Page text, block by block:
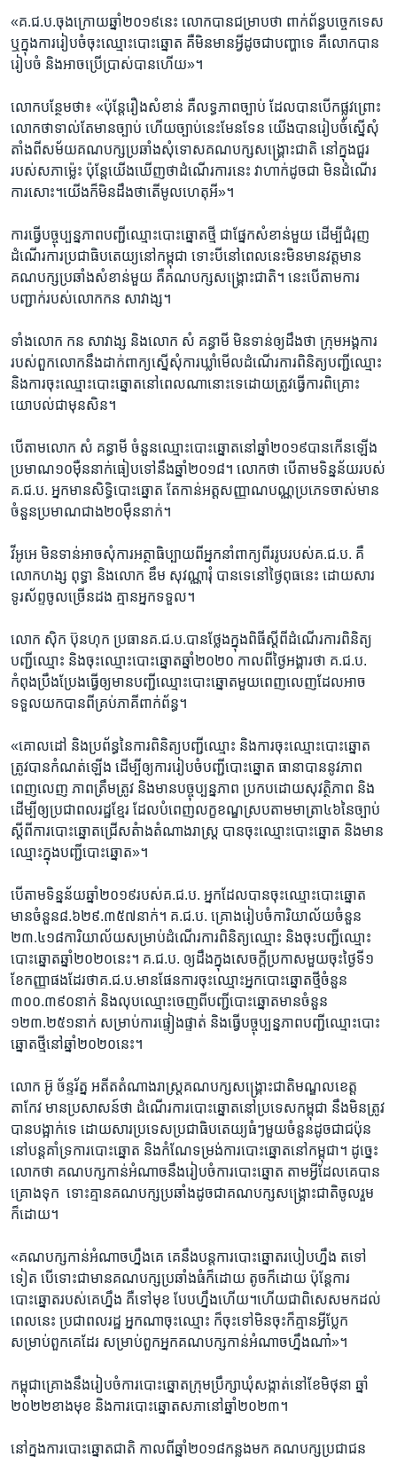
«គ.ជ.ប.​ចុង​ក្រោយ​ឆ្នាំ​២០១៩​នេះ​ លោក​បាន​ជម្រាប​ថា​ ពាក់​ព័ន្ធ​បច្ចេកទេស​
ឬ​ក្នុង​ការ​រៀបចំ​ចុះ​ឈ្មោះ​បោះឆ្នោត​ គឺ​មិន​មាន​អ្វី​ដូច​ជា​បញ្ហា​ទេ​ គឺ​លោក​បាន​
រៀបចំ​ និង​អាច​ប្រើប្រាស់​បាន​ហើយ»។​
លោក​បន្ថែម​ថា៖​ «ប៉ុន្តែ​រឿង​សំខាន់​ គឺ​លទ្ធភាព​ច្បាប់​ ដែល​បាន​បើក​ផ្លូវ​ព្រោះ​
លោក​ថា​ទាល់​តែ​មាន​ច្បាប់​ ហើយ​ច្បាប់​នេះ​មែន​ទែន​ យើង​បាន​រៀបចំ​ស្នើ​សុំ​
តាំង​ពី​សម័យ​គណបក្ស​ប្រឆាំង​សុំ​ទោស​គណបក្ស​សង្គ្រោះ​ជាតិ​ នៅ​ក្នុង​ជួរ​
របស់​សភា​ម៉្លេះ​ ប៉ុន្តែ​យើង​ឃើញ​ថា​ដំណើរ​ការ​នេះ​ វា​ហាក់​ដូច​ជា​ មិន​ដំណើរ​
ការ​សោះ។​យើង​ក៏​មិន​ដឹង​ថា​តើ​មូលហេតុ​អី»។​
ការ​ធ្វើ​បច្ចុប្បន្ន​ភាព​បញ្ជី​ឈ្មោះ​បោះឆ្នោត​ថ្មី​ ជា​ផ្នែក​សំខាន់​មួយ​ ដើម្បី​ជំរុញ​
ដំណើរ​ការ​ប្រជា​ធិបតេយ្យ​នៅ​កម្ពុជា​ ទោះបី​នៅ​ពេល​នេះ​មិនមាន​វត្តមាន​
គណបក្ស​ប្រឆាំង​សំខាន់​មួយ​ គឺ​គណបក្ស​សង្គ្រោះ​ជាតិ។​ នេះ​បើតាម​ការ​
បញ្ជាក់​របស់​លោក​កន សាវាង្ស។​
ទាំង​លោក​ កន សាវាង្ស​ និង​លោក ​សំ គន្ធាមី​ មិន​ទាន់​ឲ្យដឹង​ថា​ ក្រុមអង្គការ​
របស់​ពួកលោក​នឹង​ដាក់​ពាក្យ​ស្នើ​សុំ​ការ​ឃ្លាំ​មើល​ដំណើរការ​ពិនិត្យ​បញ្ជី​ឈ្មោះ​
និង​ការ​ចុះឈ្មោះ​បោះឆ្នោត​នៅ​ពេល​ណា​នោះ​ទេ​ដោយ​ត្រូវ​ធ្វើ​ការ​ពិគ្រោះ​
យោបល់​ជាមុន​សិន។​
បើតាម​លោក ​សំ គន្ធាមី​ ចំនួន​ឈ្មោះ​បោះឆ្នោត​នៅ​ឆ្នាំ​២០១៩​បាន​កើន​ឡើង​
ប្រមាណ​១០​ម៉ឺន​នាក់​ធៀប​ទៅ​នឹង​ឆ្នាំ​២០១៨។ ​លោក​ថា​ បើ​តាម​ទិន្នន័យ​របស់​
គ.ជ.ប.​ អ្នក​មាន​សិទ្ធិ​បោះឆ្នោត​ តែ​កាន់​អត្ត​សញ្ញាណ​បណ្ណ​ប្រភេទ​ចាស់​មាន​
ចំនួន​ប្រមាណ​ជាង​២០​ម៉ឺន​នាក់។​
វីអូអេ​ មិន​ទាន់​អាច​សុំការ​អត្ថាធិប្បាយ​ពីអ្នក​នាំពាក្យ​ពីរ​រូបរ​បស់​គ.ជ.ប.​ គឺ​
លោក​ហង្ស ពុទ្ធា​ និង​លោក​ ឌឹម សុវណ្ណារុំ​ បាន​ទេ​នៅ​ថ្ងៃ​ពុធ​នេះ ​ដោយ​សារ​
ទូរស័ព្ទ​ចូល​ច្រើន​ដង​ គ្មាន​អ្នក​ទទួល។​
លោក ​ស៊ិក ប៊ុនហុក​ ប្រធាន​គ.ជ.ប.​បាន​ថ្លែង​ក្នុង​ពិធី​ស្តីពី​ដំណើរការ​ពិនិត្យ​
បញ្ជី​ឈ្មោះ​ និង​ចុះ​ឈ្មោះ​បោះឆ្នោត​ឆ្នាំ​២០២០​ កាល​ពី​ថ្ងៃ​អង្គារ​ថា​ គ.ជ.ប.​
កំពុង​ប្រឹងប្រែង​ធ្វើឲ្យ​មាន​បញ្ជី​ឈ្មោះ​បោះឆ្នោត​មួយ​ពេញ​លេញ​ដែល​អាច​
ទទួល​យក​បាន​ពីគ្រប់​ភាគី​ពាក់​ព័ន្ធ។​
«គោល​ដៅ​ និង​ប្រព័ន្ធ​នៃ​ការ​ពិនិត្យ​បញ្ជី​ឈ្មោះ​ និង​ការ​ចុះ​ឈ្មោះ​បោះឆ្នោត​
ត្រូវ​បាន​កំណត់​ឡើង​ ដើម្បី​ឲ្យ​ការ​រៀបចំ​បញ្ជី​បោះឆ្នោត​ ធានា​បាន​នូវ​ភាព​
ពេញលេញ​ ភាព​ត្រឹមត្រូវ​ និង​មាន​បច្ចុប្បន្ន​ភាព​ ប្រកប​ដោយ​សុវត្ថិភាព​ និង​
ដើម្បី​ឲ្យ​ប្រជា​ពលរដ្ឋ​ខ្មែរ​ ដែល​បំពេញ​លក្ខខណ្ឌ​ស្រប​តាម​មាត្រា​៤៦​នៃ​ច្បាប់​
ស្តីពី​ការ​បោះឆ្នោត​ជ្រើស​តំាង​តំណាង​រាស្ត្រ​ បាន​ចុះ​ឈ្មោះ​បោះឆ្នោត​ និង​មាន​
ឈ្មោះ​ក្នុង​បញ្ជី​បោះឆ្នោត»។​
បើ​តាម​ទិន្នន័យ​ឆ្នាំ​២០១៩​របស់​គ.ជ.ប. អ្នក​ដែល​បាន​ចុះ​ឈ្មោះ​បោះឆ្នោត​
មាន​ចំនួន​៨.៦២៩.៣៥៧​នាក់។​ គ.ជ.ប.​ គ្រោង​រៀបចំ​ការិយាល័យ​ចំនួន​
២៣.៤១៨​ការិយាល័យ​សម្រាប់​ដំណើរការ​ពិនិត្យ​ឈ្មោះ​ និង​ចុះ​បញ្ជី​ឈ្មោះ​
បោះឆ្នោត​ឆ្នាំ​២០២០នេះ។​ គ.ជ.ប. ​ឲ្យ​ដឹង​ក្នុង​សេចក្តី​ប្រកាស​មួយ​ចុះ​ថ្ងៃ​ទី​១​
ខែ​កញ្ញា​ផង​ដែរ​ថា​គ.ជ.ប.​មាន​ផែនការ​ចុះ​ឈ្មោះ​អ្នក​បោះ​ឆ្នោត​ថ្មី​ចំនួន​
៣០០.៣៩០​នាក់ ​និង​លុប​ឈ្មោះ​ចេញ​ពី​បញ្ជី​បោះ​ឆ្នោត​មាន​ចំនួន​
១២៣.២៥១​នាក់ ​សម្រាប់​ការ​ផ្ទៀង​ផ្ទាត់​ និង​ធ្វើ​បច្ចុប្បន្ន​ភាព​បញ្ជី​ឈ្មោះ​បោះ​
ឆ្នោត​ថ្មី​នៅ​ឆ្នាំ​២០២០​នេះ។​
លោក ​អ៊ូ ច័ន្ទរ័ត្ន​ អតីត​តំណាងរាស្ត្រ​គណបក្ស​សង្គ្រោះ​ជាតិ​មណ្ឌល​ខេត្ត​
តាកែវ​ មាន​ប្រសាសន៍​ថា​ ដំណើរ​ការ​បោះ​ឆ្នោត​នៅ​ប្រទេស​កម្ពុជា​ នឹង​មិន​ត្រូវ​
បាន​បង្អាក់​ទេ ដោយសារ​ប្រទេស​ប្រជា​ធិបតេយ្យ​ធំៗ​មួយ​ចំនួន​ដូច​ជា​ជប៉ុន​
នៅ​បន្ត​គាំទ្រ​ការ​បោះឆ្នោត​ និង​កំណែ​ទម្រង់​ការ​បោះឆ្នោត​នៅ​កម្ពុជា។ ​ដូច្នេះ​
លោក​ថា គណបក្ស​កាន់​អំណាច​នឹង​រៀបចំ​ការ​បោះឆ្នោត​ តាម​អ្វី​ដែល​គេ​បាន​
គ្រោង​ទុក ​ ទោះ​គ្មាន​គណបក្ស​ប្រឆាំង​ដូចជា​គណបក្ស​សង្គ្រោះ​ជាតិ​ចូល​រួម​
ក៏ដោយ។​
«គណបក្ស​កាន់​អំណាច​ហ្នឹង​គេ គេ​នឹង​បន្ត​ការ​បោះឆ្នោត​របៀប​ហ្នឹង​ តទៅ​
ទៀត​ បើ​ទោះ​ជា​មាន​គណបក្ស​ប្រឆាំង​ធំ​ក៏​ដោយ​ តូច​ក៏ដោយ​ ប៉ុន្តែ​ការ​
បោះឆ្នោត​របស់​គេ​ហ្នឹង​ គឺទៅ​មុខ​ បែប​ហ្នឹង​ហើយ។​ហើយ​ជាពិសេស​មក​ដល់​
ពេល​នេះ​ ប្រជា​ពលរដ្ឋ​ អ្នក​ណា​ចុះ​ឈ្មោះ​ ក៏​ចុះ​ទៅ​មិន​ចុះ​ក៏​គ្មាន​អ្វី​ប្លែក​
សម្រាប់​ពួកគេ​ដែរ​ សម្រាប់​ពួកអ្នក​គណបក្ស​កាន់​អំណាច​ហ្នឹង​ណា៎»។​
កម្ពុជា​គ្រោង​នឹង​រៀបចំ​ការ​បោះឆ្នោត​ក្រុមប្រឹក្សា​ឃុំ​សង្កាត់​នៅ​ខែ​មិថុនា ​ឆ្នាំ​
២០២២​ខាង​មុខ​ និង​ការ​បោះ​ឆ្នោត​សភា​នៅ​ឆ្នាំ​២០២៣។​
នៅ​ក្នុង​ការ​បោះ​ឆ្នោត​ជាតិ​ កាល​ពី​ឆ្នាំ​២០១៨​កន្លង​មក​ គណបក្ស​ប្រជាជន​